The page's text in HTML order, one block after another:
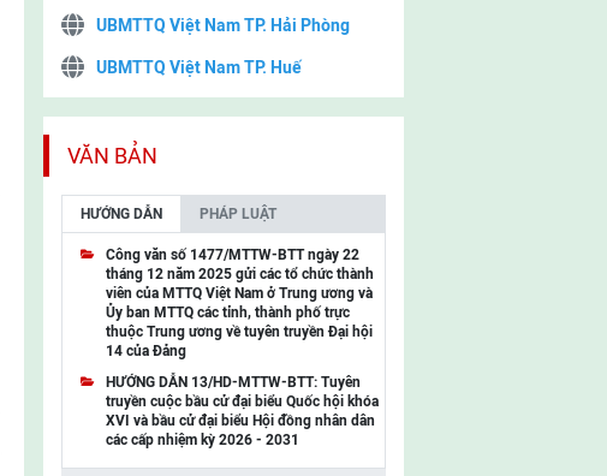
UBMTTQ Việt Nam TP. Hải Phòng
UBMTTQ Việt Nam TP. Huế
UBMTTQ Việt Nam TP. Cần Thơ
UBMTTQ Việt Nam tỉnh Quảng Ninh
UBMTTQ Việt Nam tỉnh Cao Bằng
UBMTTQ Việt Nam tỉnh Lạng Sơn
UBMTTQ Việt Nam tỉnh Lai Châu
UBMTTQ Việt Nam tỉnh Điện Biên
UBMTTQ Việt Nam tỉnh Sơn La
UBMTTQ Việt Nam tỉnh Thanh Hóa
VĂN BẢN
HƯỚNG DẪN PHÁP LUẬT
Công văn số 1477/MTTW-BTT ngày 22
tháng 12 năm 2025 gửi các tổ chức thành
viên của MTTQ Việt Nam ở Trung ương và
Ủy ban MTTQ các tỉnh, thành phố trực
thuộc Trung ương về tuyên truyền Đại hội
14 của Đảng
HƯỚNG DẪN 13/HD-MTTW-BTT: Tuyên
truyền cuộc bầu cử đại biểu Quốc hội khóa
XVI và bầu cử đại biểu Hội đồng nhân dân
các cấp nhiệm kỳ 2026 - 2031